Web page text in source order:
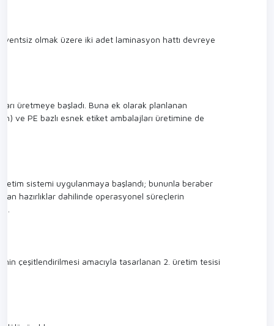
olmak üzere iki adet laminasyon hattı devreye
üretmeye başladı. Buna ek olarak planlanan
ve PE bazlı esnek etiket ambalajları üretimine de
sistemi uygulanmaya başlandı; bununla beraber
hazırlıklar dahilinde operasyonel süreçlerin
çeşitlendirilmesi amacıyla tasarlanan 2. üretim tesisi